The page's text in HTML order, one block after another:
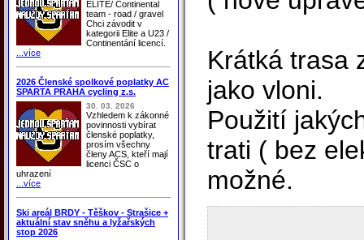
ELITE/ Continental
team - road / gravel
Chci závodit v
kategorii Elite a U23 /
Continentání licencí.
...více
2026 Členské spolkové poplatky AC
SPARTA PRAHA cycling z.s.
30. 03. 2026
Vzhledem k zákonné
povinnosti vybírat
členské poplatky,
prosím všechny
členy ACS, kteří mají
licenci ČSC o
uhrazení
...více
Ski areál BRDY - Těškov - Strašice +
aktuální stav sněhu a lyžařských
stop 2026
Krátká trasa
jako vloni.
Použití
trati ( bez
možné.